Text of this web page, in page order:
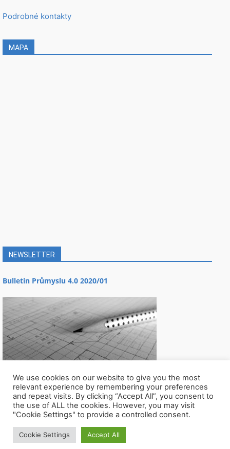
Podrobné kontakty
MAPA
NEWSLETTER
Bulletin Průmyslu 4.0 2020/01
We use cookies on our website to give you the most
relevant experience by remembering your preferences
and repeat visits. By clicking “Accept All”, you consent to
the use of ALL the cookies. However, you may visit
"Cookie Settings" to provide a controlled consent.
Cookie Settings Accept All